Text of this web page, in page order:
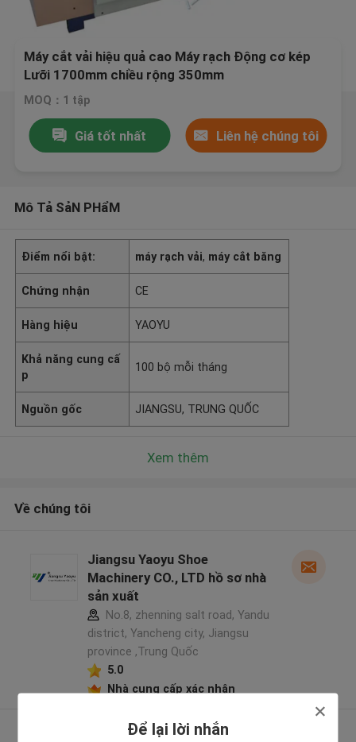
Để lại lời nhắn
Máy cắt vải hiệu quả cao Máy rạch Động cơ kép
Lưỡi 1700mm chiều rộng 350mm
MOQ：1 tập
Giá tốt nhất Liên hệ chúng tôi
Mô Tả SảN PHẩM
Điểm nổi bật: máy rạch vải, máy cắt băng
Chứng nhận CE
Hàng hiệu YAOYU
Khả năng cung cấ
p
100 bộ mỗi tháng
Nguồn gốc JIANGSU, TRUNG QUỐC
Xem thêm
Về chúng tôi
Jiangsu Yaoyu Shoe
Machinery CO., LTD hồ sơ nhà
sản xuất
No.8, zhenning salt road, Yandu
district, Yancheng city, Jiangsu
province ,Trung Quốc
5.0
Nhà cung cấp xác nhận
Xem thêm